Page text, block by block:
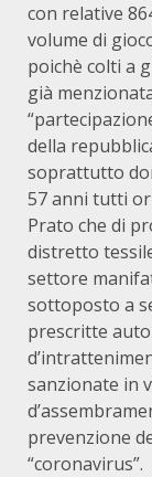
con relative
volume di
poichè colti a
già
della
soprattutto
57 anni tutti
Prato che di
distretto
settore
sottoposto a
prescritte
sanzionate in
prevenzione
“coronavirus”.